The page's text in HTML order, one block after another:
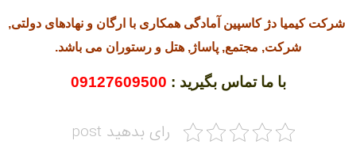
شرکت کیمیا دژ کاسپین آمادگی همکاری با ارگان و نهادهای دولتی,
شرکت, مجتمع, پاساژ, هتل و رستوران می باشد.
با ما تماس بگیرید : 09127609500
رای بدهید post